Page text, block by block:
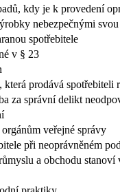
kdy je k provedení
nebezpečnými
spotřebitele
v § 23
která prodává
za správní delikt
veřejné správy
při neoprávněném
a obchodu